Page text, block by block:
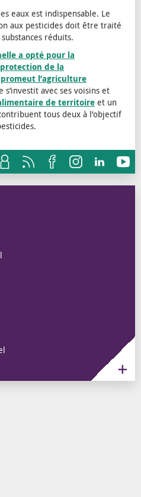
eaux est indispensable. Le
aux pesticides doit être traité
réduits.
a opté pour la
de la
promeut l’agriculture
s’investit avec ses voisins et
de territoire et un
tous deux à l’objectif
Annuaire